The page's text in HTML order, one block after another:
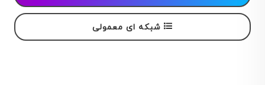
شبکه ای معمولی